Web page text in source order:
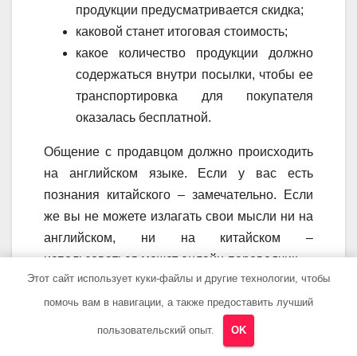
продукции предусматривается скидка;
каковой станет итоговая стоимость;
какое количество продукции должно
содержаться внутри посылки, чтобы ее
транспортировка для покупателя
оказалась бесплатной.
Общение с продавцом должно происходить
на английском языке. Если у вас есть
познания китайского – замечательно. Если
же вы не можете излагать свои мысли ни на
английском, ни на китайском –
использоваться может онлайн-переводчик.
Все денежные операции обязательно
должны проводиться в пределах сайта.
Этот сайт использует куки-файлы и другие технологии, чтобы
помочь вам в навигации, а также предоставить лучший
пользовательский опыт. OK